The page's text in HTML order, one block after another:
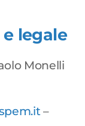
legale
Monelli
–